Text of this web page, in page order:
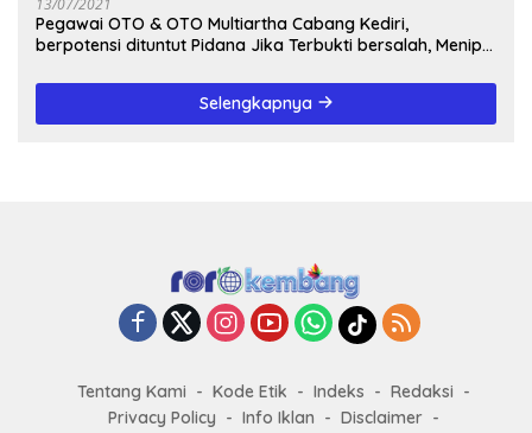
Pegawai OTO & OTO Multiartha Cabang Kediri,
berpotensi dituntut Pidana Jika Terbukti bersalah, Menipu
Selengkapnya
Tentang Kami Kode Etik Indeks
Redaksi
Privacy Policy
Info Iklan Disclaimer